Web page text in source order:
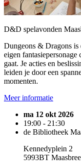
D&D spelavonden
Dungeons & Dragons is
eigen fantasiepersonage
gaat. Je acties en
leiden je door een
momenten.
Meer informatie
ma 12 okt 2026
19:00 - 21:30
de Bibliotheek
Kennedyplein 2
5993BT Maasbree